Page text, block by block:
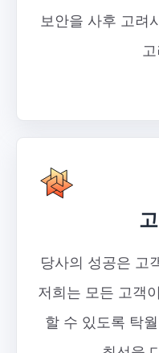
보안을 사후 고려
당사의 성공은 고
저희는 모든 고객
할 수 있도록 탁